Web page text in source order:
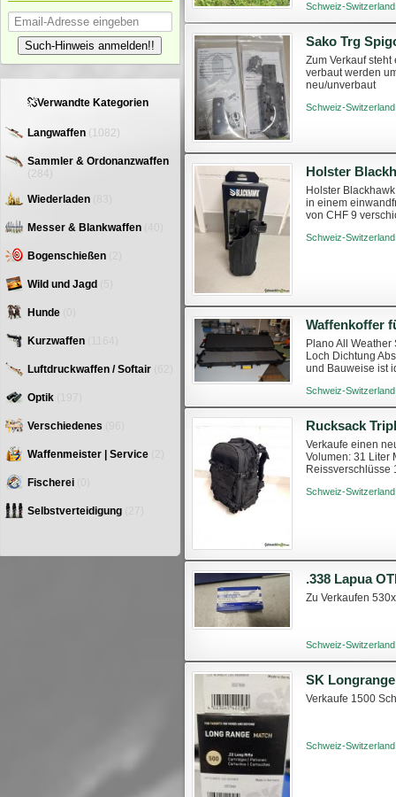
Schweiz-
Sako Trg
Zum Verkauf
verbaut werden
neu/unverbaut
Schweiz-
Holster
in einem
von CHF 9
Schweiz-
Plano All Weather
Loch Dichtung
und Bauweise ist
Schweiz-
Rucksack
Verkaufe einen
Volumen: 31 Liter
Reissverschlüsse
Schweiz-
.338 Lapua
Zu Verkaufen
Schweiz-
SK
Verkaufe 1500
Schweiz-
Such-Hinweis anmelden!!
Verwandte Kategorien
Langwaffen (1082)
Sammler & Ordonanzwaffen
(284)
Wiederladen
Messer & Blankwaffen
Bogenschießen
Wild und Jagd
Hunde
Kurzwaffen
Luftdruckwaffen / Softair
Optik
Verschiedenes
Waffenmeister | Service
Fischerei
Selbstverteidigung